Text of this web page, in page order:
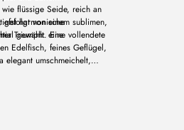
flüssige Seide, reich an
gefolgt von einem sublimen,
Triumph: eine
harmonische
gewählt. Eine vollendete
Edelfisch, feines Geflügel,
elegant umschmeichelt,